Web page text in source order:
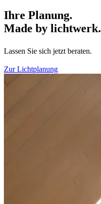
Ihre Planung.
Made by lichtwerk.
Lassen Sie sich jetzt beraten.
Zur Lichtplanung